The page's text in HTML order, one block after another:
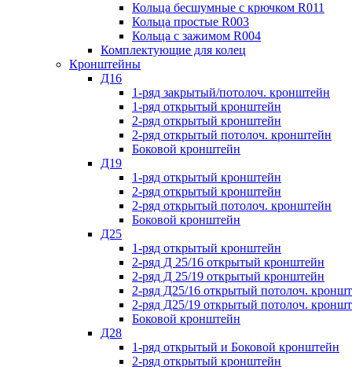
Кольца бесшумные с крючком R011
Кольца простые R003
Кольца с зажимом R004
Комплектующие для колец
Кронштейны
Д16
1-ряд закрытый/потолоч. кронштейн
1-ряд открытый кронштейн
2-ряд открытый кронштейн
2-ряд открытый потолоч. кронштейн
Боковой кронштейн
Д19
1-ряд открытый кронштейн
2-ряд открытый кронштейн
2-ряд открытый потолоч. кронштейн
Боковой кронштейн
Д25
1-ряд открытый кронштейн
2-ряд Д 25/16 открытый кронштейн
2-ряд Д 25/19 открытый кронштейн
2-ряд Д25/16 открытый потолоч.
2-ряд Д25/19 открытый потолоч.
Боковой кронштейн
Д28
1-ряд открытый и Боковой кронштейн
2-ряд открытый кронштейн